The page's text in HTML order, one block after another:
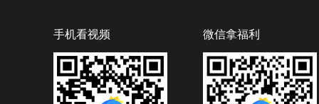
手机看视频 微信拿福利